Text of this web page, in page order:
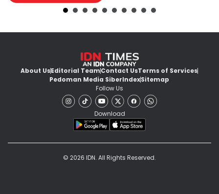
About UsEditorial TeamContact UsTerms of Services
Pedoman Media SiberIndexSitemap
Follow Us
Download
© 2026 IDN. All Rights Reserved.